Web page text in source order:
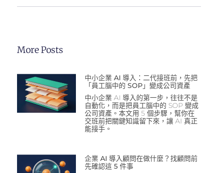
More Posts
中小企業 AI 導入：二代接班前，先把
「員工腦中的 SOP」變成公司資產
中小企業 AI 導入的第一步，往往不是
自動化，而是把員工腦中的 SOP 變成
公司資產。本文用 5 個步驟，幫你在
交班前把關鍵知識留下來，讓 AI 真正
能接手。
企業 AI 導入顧問在做什麼？找顧問前
先確認這 5 件事